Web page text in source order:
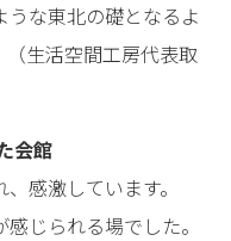
な東北の礎となるよ
生活空間工房代表取
会館
感激しています。
じられる場でした。